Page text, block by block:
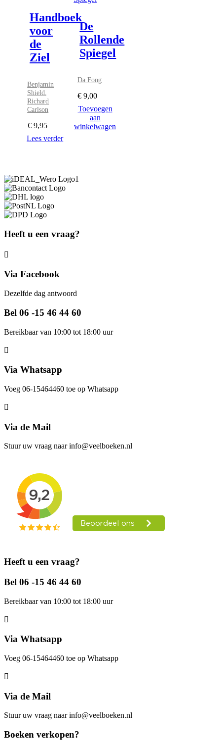
Handboek
voor
de
Ziel
Benjamin
Shield
Richard
Carlson
€ 9,95
Lees verder
De
Rollende
Spiegel
Da Fong
€ 9,00
Toevoegen
aan
winkelwagen
Heeft u een vraag?
Via Facebook
Dezelfde dag antwoord
Bel 06 -15 46 44 60
Bereikbaar van 10:00 tot 18:00 uur
Via Whatsapp
Voeg 06-15464460 toe op Whatsapp
Via de Mail
Stuur uw vraag naar info@veelboeken.nl
Heeft u een vraag?
Bel 06 -15 46 44 60
Bereikbaar van 10:00 tot 18:00 uur
Via Whatsapp
Voeg 06-15464460 toe op Whatsapp
Via de Mail
Stuur uw vraag naar info@veelboeken.nl
Boeken verkopen?